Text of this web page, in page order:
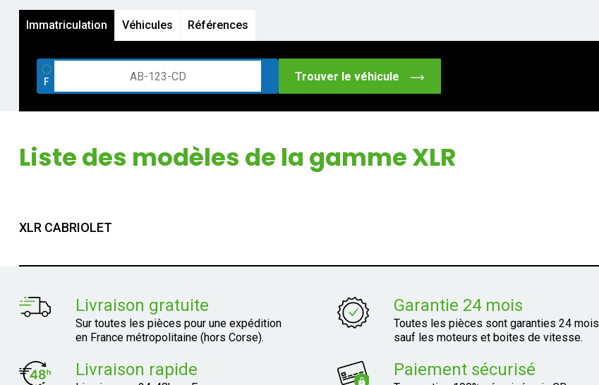
Immatriculation Véhicules Références
Trouver le véhicule
Liste des modèles de la gamme XLR
XLR CABRIOLET
Livraison gratuite
Sur toutes les pièces pour une expédition
en France métropolitaine (hors Corse).
Garantie 24 mois
Toutes les pièces sont garanties 24 mois
sauf les moteurs et boites de vitesse.
Livraison rapide Paiement sécurisé